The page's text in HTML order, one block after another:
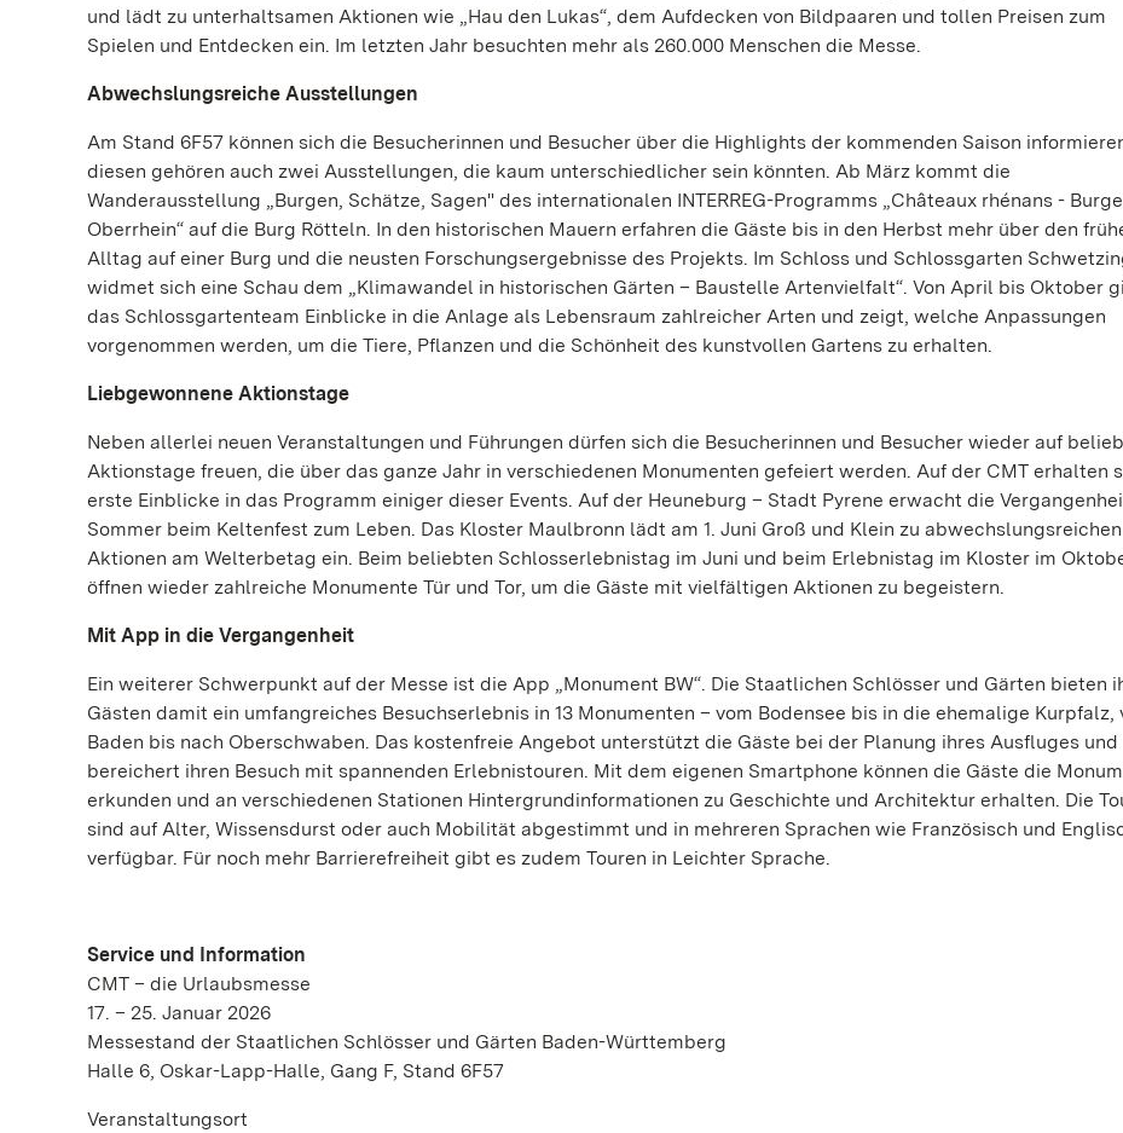
und lädt zu unterhaltsamen Aktionen wie „Hau den Lukas“, dem Aufdecken von Bildpaaren und tollen Preisen zum
Spielen und Entdecken ein. Im letzten Jahr besuchten mehr als 260.000 Menschen die Messe.
Abwechslungsreiche Ausstellungen
Am Stand 6F57 können sich die Besucherinnen und Besucher über die Highlights der kommenden Saison
diesen gehören auch zwei Ausstellungen, die kaum unterschiedlicher sein könnten. Ab März kommt die
Wanderausstellung „Burgen, Schätze, Sagen" des internationalen INTERREG-Programms „Châteaux rhénans -
Oberrhein“ auf die Burg Rötteln. In den historischen Mauern erfahren die Gäste bis in den Herbst mehr über den
Alltag auf einer Burg und die neusten Forschungsergebnisse des Projekts. Im Schloss und Schlossgarten
widmet sich eine Schau dem „Klimawandel in historischen Gärten – Baustelle Artenvielfalt“. Von April bis Oktober
das Schlossgartenteam Einblicke in die Anlage als Lebensraum zahlreicher Arten und zeigt, welche Anpassungen
vorgenommen werden, um die Tiere, Pflanzen und die Schönheit des kunstvollen Gartens zu erhalten.
Liebgewonnene Aktionstage
Neben allerlei neuen Veranstaltungen und Führungen dürfen sich die Besucherinnen und Besucher wieder auf
Aktionstage freuen, die über das ganze Jahr in verschiedenen Monumenten gefeiert werden. Auf der CMT erhalten
erste Einblicke in das Programm einiger dieser Events. Auf der Heuneburg – Stadt Pyrene erwacht die
Sommer beim Keltenfest zum Leben. Das Kloster Maulbronn lädt am 1. Juni Groß und Klein zu abwechslungsreichen
Aktionen am Welterbetag ein. Beim beliebten Schlosserlebnistag im Juni und beim Erlebnistag im Kloster im
öffnen wieder zahlreiche Monumente Tür und Tor, um die Gäste mit vielfältigen Aktionen zu begeistern.
Mit App in die Vergangenheit
Ein weiterer Schwerpunkt auf der Messe ist die App „Monument BW“. Die Staatlichen Schlösser und Gärten bieten
Gästen damit ein umfangreiches Besuchserlebnis in 13 Monumenten – vom Bodensee bis in die ehemalige Kurpfalz,
Baden bis nach Oberschwaben. Das kostenfreie Angebot unterstützt die Gäste bei der Planung ihres Ausfluges und
bereichert ihren Besuch mit spannenden Erlebnistouren. Mit dem eigenen Smartphone können die Gäste die
erkunden und an verschiedenen Stationen Hintergrundinformationen zu Geschichte und Architektur erhalten. Die
sind auf Alter, Wissensdurst oder auch Mobilität abgestimmt und in mehreren Sprachen wie Französisch und
verfügbar. Für noch mehr Barrierefreiheit gibt es zudem Touren in Leichter Sprache.
Service und Information
CMT – die Urlaubsmesse
17. – 25. Januar 2026
Messestand der Staatlichen Schlösser und Gärten Baden-Württemberg
Halle 6, Oskar-Lapp-Halle, Gang F, Stand 6F57
Veranstaltungsort